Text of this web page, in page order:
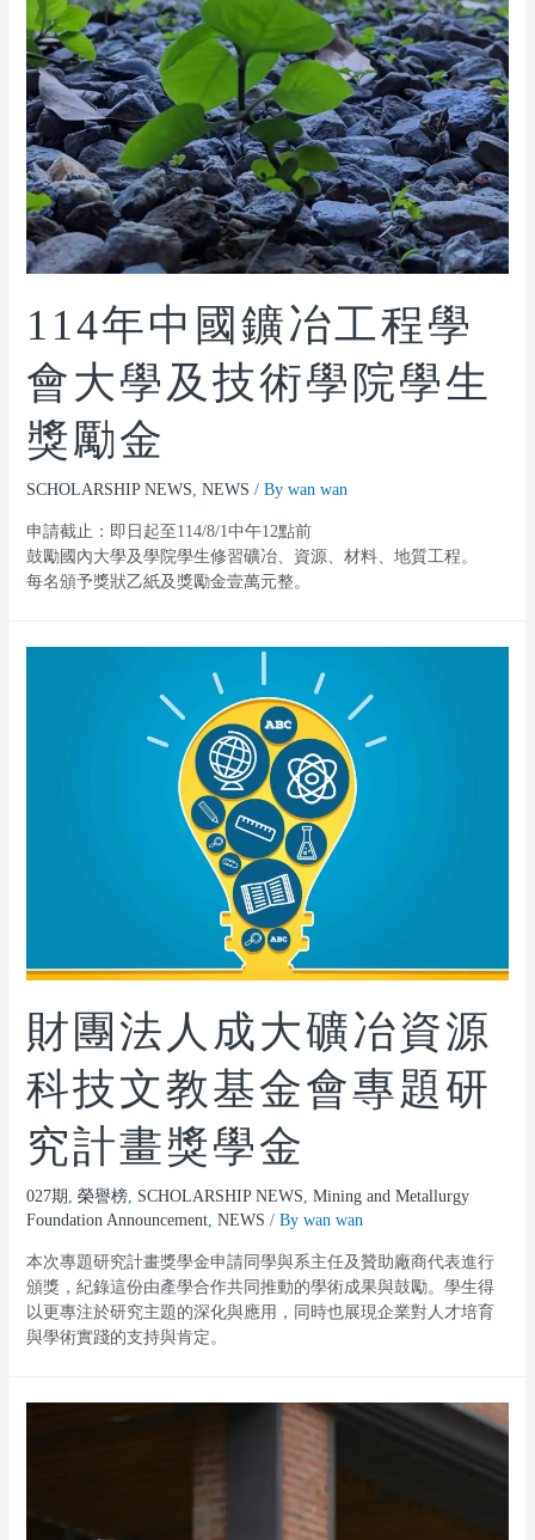
114年中國鑛冶工程學
會大學及技術學院學生
獎勵金
SCHOLARSHIP NEWS, NEWS / By wan wan
申請截止：即日起至114/8/1中午12點前
鼓勵國內大學及學院學生修習礦冶、資源、材料、地質工程。
每名頒予獎狀乙紙及獎勵金壹萬元整。
財團法人成大礦冶資源
科技文教基金會專題研
究計畫獎學金
027期 , 榮譽榜, SCHOLARSHIP NEWS, Mining and Metallurgy
Foundation Announcement, NEWS / By wan wan
本次專題研究計畫獎學金申請同學與系主任及贊助廠商代表進行
頒獎，紀錄這份由產學合作共同推動的學術成果與鼓勵。學生得
以更專注於研究主題的深化與應用，同時也展現企業對人才培育
與學術實踐的支持與肯定。